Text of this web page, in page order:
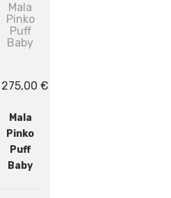
Mala
Pinko
Puff
Baby
275,00 €
Mala
Pinko
Puff
Baby